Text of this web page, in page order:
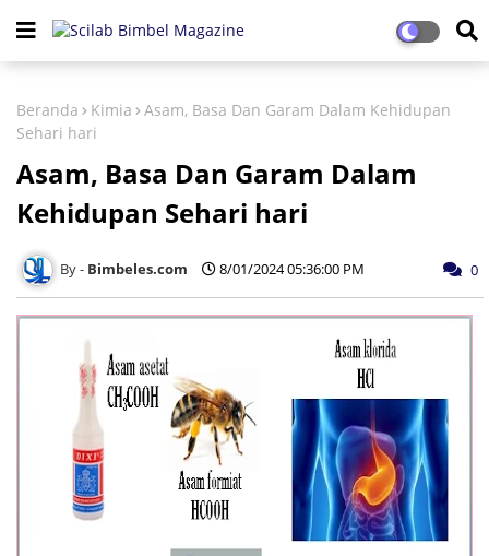
Beranda Kimia
Asam, Basa Dan Garam Dalam Kehidupan
Sehari hari
Asam, Basa Dan Garam Dalam
Kehidupan Sehari hari
Bimbeles.com 8/01/2024 05:36:00 PM 0